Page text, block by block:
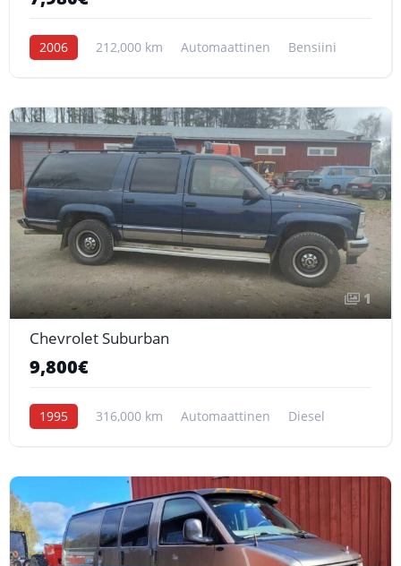
2006 212,000 km Automaattinen Bensiini
1
Chevrolet Suburban
9,800€
1995 316,000 km Automaattinen Diesel